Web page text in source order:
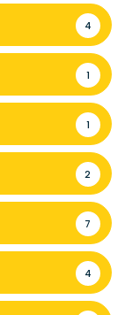
4
1
1
2
7
4